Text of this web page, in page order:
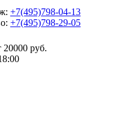
+7(495)798-04-13
+7(495)798-29-05
руб.